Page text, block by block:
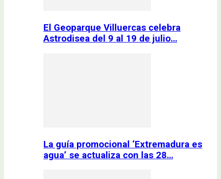
El Geoparque Villuercas celebra
Astrodisea del 9 al 19 de julio…
La guía promocional ‘Extremadura es
agua’ se actualiza con las 28…